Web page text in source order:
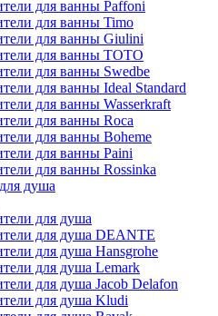
для ванны Paffoni
для ванны Timo
для ванны Giulini
для ванны TOTO
для ванны Swedbe
для ванны Ideal Standard
для ванны Wasserkraft
для ванны Roca
для ванны Boheme
для ванны Paini
для ванны Rossinka
душа
для душа
для душа DEANTE
для душа Hansgrohe
для душа Lemark
для душа Jacob Delafon
для душа Kludi